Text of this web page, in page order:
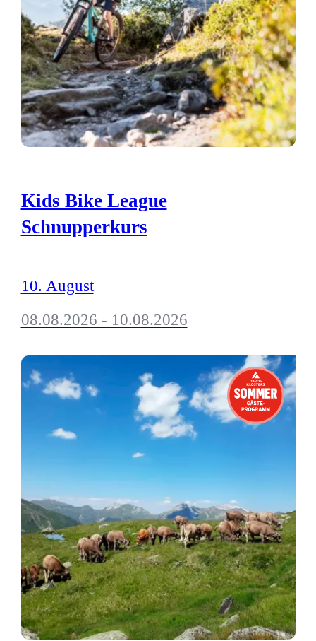
Kids Bike League
Schnupperkurs
10. August
08.08.2026 - 10.08.2026